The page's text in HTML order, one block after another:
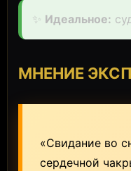
✨ Идеальное:
МНЕНИЕ
«Свидание во
сердечной